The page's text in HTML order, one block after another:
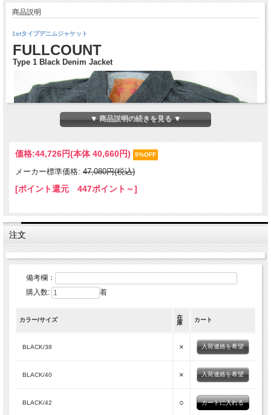
商品説明
1stタイプデニムジャケット
FULLCOUNT
Type 1 Black Denim Jacket
▼ 商品説明の続きを見る ▼
価格:44,726円(本体 40,660円) 5%OFF
メーカー標準価格: 47,080円(税込)
[ポイント還元 447ポイント～]
注文
備考欄：
購入数:
着
カラー/サイズ
在
庫
カート
BLACK/38 × 入荷連絡を希望
BLACK/40 × 入荷連絡を希望
BLACK/42 ○